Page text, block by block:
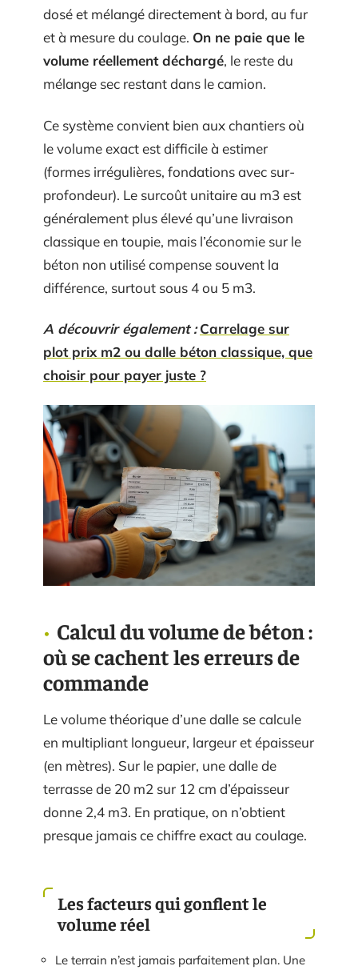
dosé et mélangé directement à bord, au fur
et à mesure du coulage. On ne paie que le
volume réellement déchargé, le reste du
mélange sec restant dans le camion.
Ce système convient bien aux chantiers où
le volume exact est difficile à estimer
(formes irrégulières, fondations avec sur-
profondeur). Le surcoût unitaire au m3 est
généralement plus élevé qu’une livraison
classique en toupie, mais l’économie sur le
béton non utilisé compense souvent la
différence, surtout sous 4 ou 5 m3.
A découvrir également : Carrelage sur
plot prix m2 ou dalle béton classique, que
choisir pour payer juste ?
Calcul du volume de béton :
où se cachent les erreurs de
commande
Le volume théorique d’une dalle se calcule
en multipliant longueur, largeur et épaisseur
(en mètres). Sur le papier, une dalle de
terrasse de 20 m2 sur 12 cm d’épaisseur
donne 2,4 m3. En pratique, on n’obtient
presque jamais ce chiffre exact au coulage.
Les facteurs qui gonflent le
volume réel
Le terrain n’est jamais parfaitement plan. Une